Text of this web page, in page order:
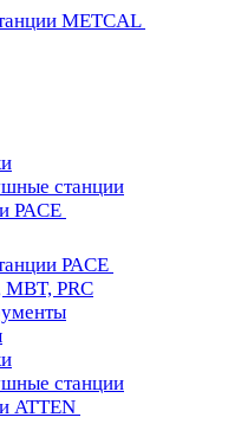
METCAL
станции
PACE
PACE
MBT, PRC
станции
ATTEN